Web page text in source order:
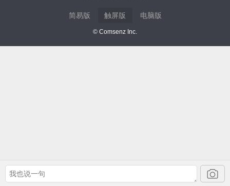
简易版 触屏版 电脑版
© Comsenz Inc.